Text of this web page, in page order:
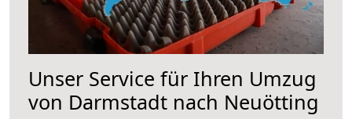
Unser Service für Ihren Umzug
von Darmstadt nach Neuötting